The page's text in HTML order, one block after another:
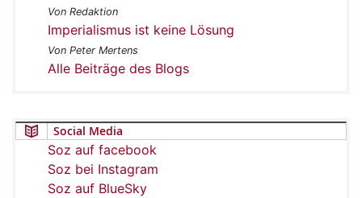
Von Redaktion
Imperialismus ist keine Lösung
Von Peter Mertens
Alle Beiträge des Blogs
Social Media
Soz auf facebook
Soz bei Instagram
Soz auf BlueSky